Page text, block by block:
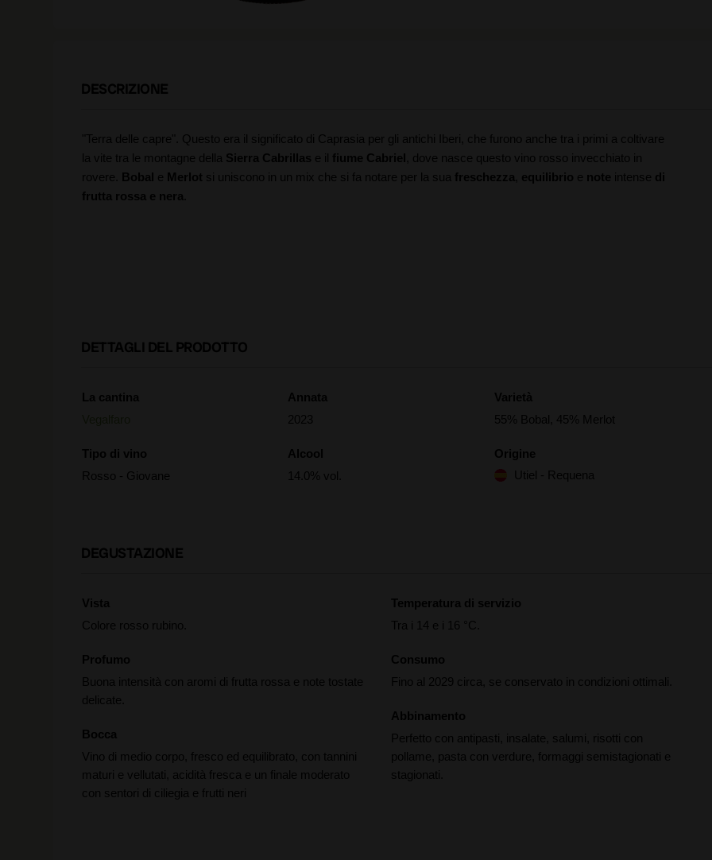
DESCRIZIONE
"Terra delle capre". Questo era il significato di Caprasia per gli antichi Iberi, che furono anche tra i primi a coltivare
la vite tra le montagne della Sierra Cabrillas e il fiume Cabriel , dove nasce questo vino rosso invecchiato in
rovere. Bobal e Merlot si uniscono in un mix che si fa notare per la sua freschezza equilibrio e note intense di
frutta rossa e nera
DETTAGLI DEL PRODOTTO
La cantina
Tipo di vino
Rosso - Giovane
Annata
2023
Alcool
14.0% vol.
Varietà
55% Bobal, 45% Merlot
Origine
Utiel - Requena
DEGUSTAZIONE
Vista
Colore rosso rubino.
Profumo
Buona intensità con aromi di frutta rossa e note tostate
delicate.
Bocca
Vino di medio corpo, fresco ed equilibrato, con tannini
maturi e vellutati, acidità fresca e un finale moderato
con sentori di ciliegia e frutti neri
Temperatura di servizio
Tra i 14 e i 16 °C.
Consumo
Fino al 2029 circa, se conservato in condizioni ottimali.
Abbinamento
Perfetto con antipasti, insalate, salumi, risotti con
pollame, pasta con verdure, formaggi semistagionati e
stagionati.